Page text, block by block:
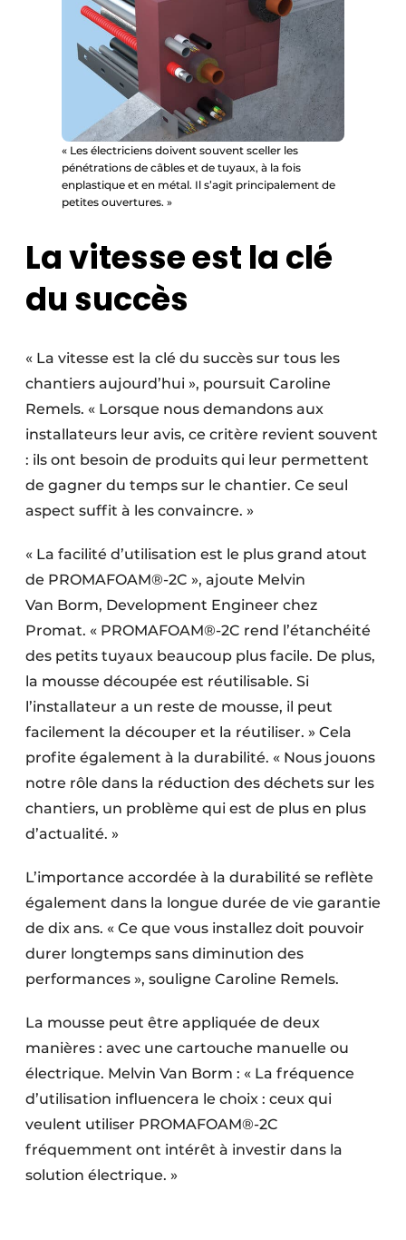
« Les électriciens doivent souvent sceller les
pénétrations de câbles et de tuyaux, à la fois
enplastique et en métal. Il s’agit principalement de
petites ouvertures. »
La vitesse est la clé
du succès
« La vitesse est la clé du succès sur tous les
chantiers aujourd’hui », poursuit Caroline
Remels. « Lorsque nous demandons aux
installateurs leur avis, ce critère revient souvent
: ils ont besoin de produits qui leur permettent
de gagner du temps sur le chantier. Ce seul
aspect suffit à les convaincre. »
« La facilité d’utilisation est le plus grand atout
de PROMAFOAM®-2C », ajoute Melvin
Van Borm, Development Engineer chez
Promat. « ­PROMAFOAM®-2C rend l’étanchéité
des petits tuyaux beaucoup plus facile. De plus,
la mousse découpée est réutilisable. Si
l’installateur a un reste de mousse, il peut
facilement la découper et la réutiliser. » Cela
profite également à la durabilité. « Nous jouons
notre rôle dans la réduction des déchets sur les
chantiers, un problème qui est de plus en plus
d’actualité. »
L’importance accordée à la durabilité se reflète
également dans la longue durée de vie garantie
de dix ans. « Ce que vous installez doit pouvoir
durer longtemps sans diminution des
performances », souligne Caroline Remels.
La mousse peut être appliquée de deux
manières : avec une cartouche manuelle ou
électrique. ­Melvin Van Borm : « La fréquence
d’utilisation influencera le choix : ceux qui
veulent utiliser ­PROMAFOAM®-2C
fréquemment ont intérêt à investir dans la
solution électrique. »